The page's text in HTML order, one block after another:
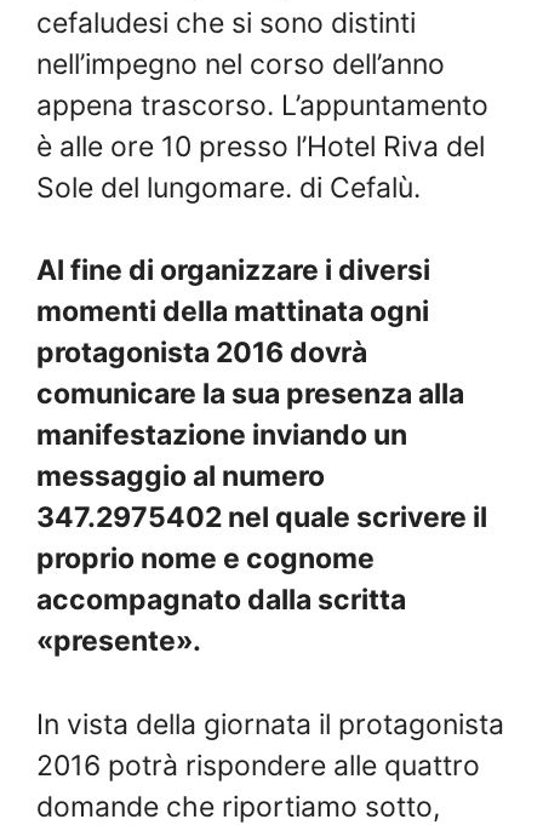
cefaludesi che si sono distinti
nell’impegno nel corso dell’anno
appena trascorso. L’appuntamento
è alle ore 10 presso l’Hotel Riva del
Sole del lungomare. di Cefalù.
Al fine di organizzare i diversi
momenti della mattinata ogni
protagonista 2016 dovrà
comunicare la sua presenza alla
manifestazione inviando un
messaggio al numero
347.2975402 nel quale scrivere il
proprio nome e cognome
accompagnato dalla scritta
«presente».
In vista della giornata il protagonista
2016 potrà rispondere alle quattro
domande che riportiamo sotto,